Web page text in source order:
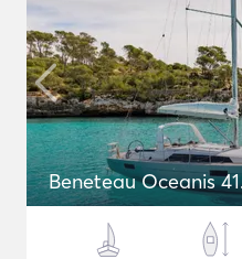
Beneteau Oceanis